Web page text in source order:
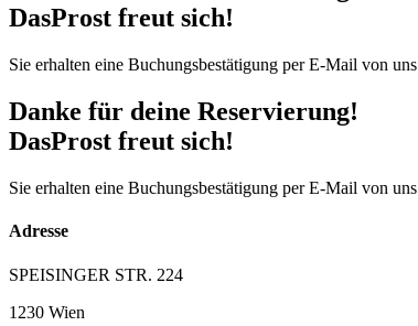
DasProst freut sich!
Sie erhalten eine Buchungsbestätigung per E-Mail von uns
Danke für deine Reservierung!
DasProst freut sich!
Sie erhalten eine Buchungsbestätigung per E-Mail von uns
Adresse
SPEISINGER STR. 224
1230 Wien